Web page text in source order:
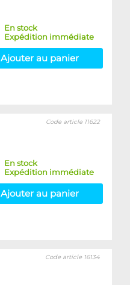
En stock
Expédition immédiate
Ajouter au panier
Code article 11622
En stock
Expédition immédiate
Ajouter au panier
Code article 16134